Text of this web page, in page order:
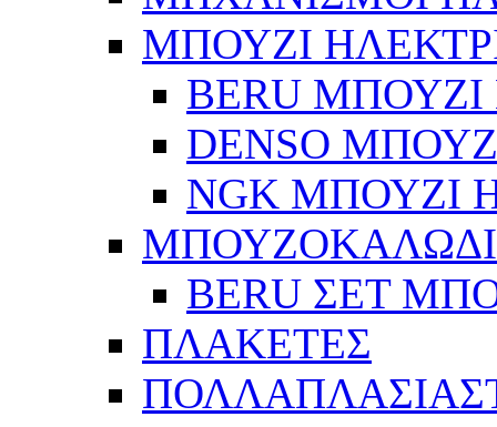
ΜΠΟΥΖΙ
BERU
DENSO
NGK ΜΠΟΥΖΙ
BERU ΣΕΤ
ΠΛΑΚΕΤΕΣ